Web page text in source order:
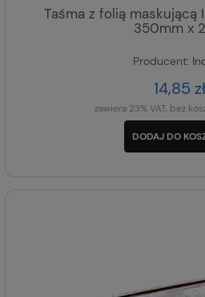
Taśma z folią maskującą
350mm x
Producent:
14,85 zł
zawiera 23% VAT, bez
DODAJ DO